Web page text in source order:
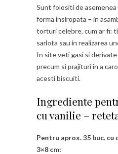
Sunt folositi de asemenea
forma insiropata – in
torturi celebre, cum ar fi:
sarlota sau in realizarea
In site veti gasi si
precum si prajituri in a
acesti biscuiti.
Ingrediente
cu vanilie –
Pentru aprox. 35 buc. cu
3×8 cm: